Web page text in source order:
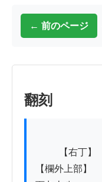
← 前のページ
翻刻
【欄外上部】